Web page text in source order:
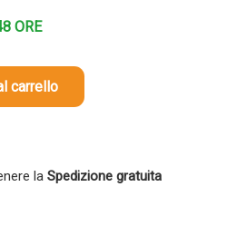
ORE
carrello
la Spedizione gratuita